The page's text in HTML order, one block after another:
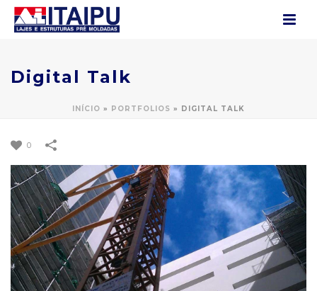
Digital Talk
INÍCIO » PORTFOLIOS » DIGITAL TALK
0